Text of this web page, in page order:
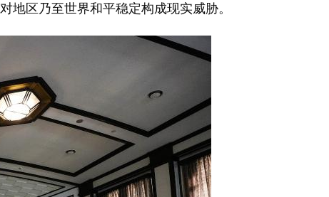
区乃至世界和平稳定构成现实威胁。